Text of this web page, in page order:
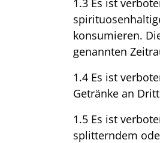
1.3 Es ist
konsumieren.
genannten
1.4 Es ist
Getränke an
1.5 Es ist
splitterndem